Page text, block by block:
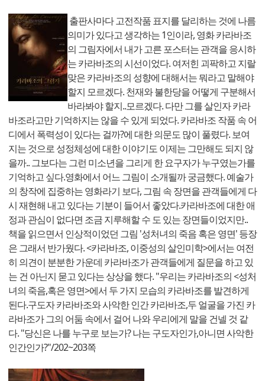
출판사마다 고전작품 표지를 달리하는 것에 나름
의미가 있다고 생각하는 1인이라, 영화 카라바조
의 그림자에서 내가 고른 포스터는 관객을 응시하
는 카라바조의 시선이었다. 여저힌 괴팍하고 지랄
맞은 카라바조의 성향에 대해서는 뭐라고 말해야
할지 모르겠다. 천재와 불한당을 어떻게 구분해서
바라봐야 할지..모르겠다. 다만 그를 살인자 카라
바조라고만 기억하지는 않을 수 있게 되었다. 카라바조 작품 속 어
디에서 폭력성이 있다는 걸까?에 대한 의문도 많이 풀렸다. 보여
지는 것으로 성정체성에 대한 이야기도 이제는 그만해도 되지 않
을까.. 그보다는 그런 미소년을 그리게 한 요구자가 누구였는가를
기억하고 싶다.영화에서 어느 그림이 소개될까 궁금했다. 예술가
의 창작에 집중하는 영화라기 보다, 그림 속 장면을 관객들에게 다
시 재현해 내고 있다는 기분이 들어서 좋았다.카라바조에 대한 애
정과 관심이 없다면 조금 지루해할 수 도 있는 장면들이었지만..
책을 읽으면서 인상적이었던 그림 '성처녀의 죽음 혹은 영면' 등장
은 그래서 반가웠다. <카라바조, 이중성의 살인미학>에서는 여전
히 의견이 분분한 가운데 카라바조가 관객들에게 질문을 하고 있
는 건 아닌지 묻고 있다는 상상을 했다. "우리는 카라바조의 <성처
녀의 죽음,혹은 영면>에서 두 가지 모습의 카라바조를 발견하게
된다.구도자 카라바조와 사악한 인간 카라바조,두 얼굴을 가진 카
라바조가 그의 어둠 속에서 걸어 나와 우리에게 말을 건넬 것 같
다. "당신은 나를 누구로 보는가? 나는 구도자인가,아니면 사악한
인간인가?"/202~203쪽